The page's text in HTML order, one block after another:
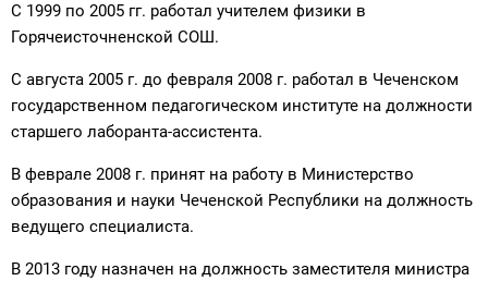
С 1999 по 2005 гг. работал учителем физики в
Горячеисточненской СОШ.
С августа 2005 г. до февраля 2008 г. работал в Чеченском
государственном педагогическом институте на должности
старшего лаборанта-ассистента.
В феврале 2008 г. принят на работу в Министерство
образования и науки Чеченской Республики на должность
ведущего специалиста.
В 2013 году назначен на должность заместителя министра